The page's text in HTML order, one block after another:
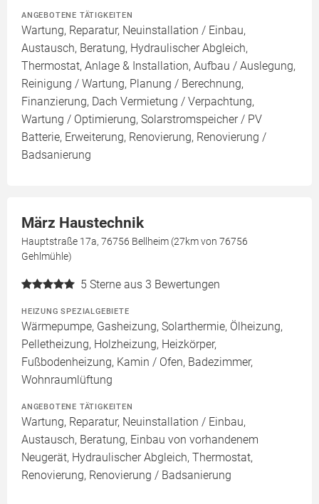
ANGEBOTENE TÄTIGKEITEN
Wartung, Reparatur, Neuinstallation / Einbau,
Austausch, Beratung, Hydraulischer Abgleich,
Thermostat, Anlage & Installation, Aufbau / Auslegung,
Reinigung / Wartung, Planung / Berechnung,
Finanzierung, Dach Vermietung / Verpachtung,
Wartung / Optimierung, Solarstromspeicher / PV
Batterie, Erweiterung, Renovierung, Renovierung /
Badsanierung
März Haustechnik
Hauptstraße 17a, 76756 Bellheim (27km von 76756
Gehlmühle)
5 Sterne aus 3 Bewertungen
HEIZUNG SPEZIALGEBIETE
Wärmepumpe, Gasheizung, Solarthermie, Ölheizung,
Pelletheizung, Holzheizung, Heizkörper,
Fußbodenheizung, Kamin / Ofen, Badezimmer,
Wohnraumlüftung
ANGEBOTENE TÄTIGKEITEN
Wartung, Reparatur, Neuinstallation / Einbau,
Austausch, Beratung, Einbau von vorhandenem
Neugerät, Hydraulischer Abgleich, Thermostat,
Renovierung, Renovierung / Badsanierung